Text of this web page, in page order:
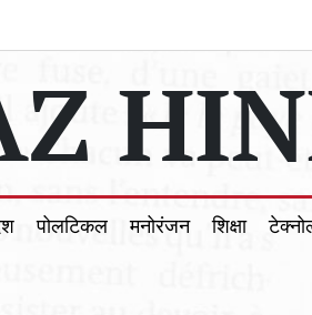
पोलटिकल मनोरंजन शिक्षा